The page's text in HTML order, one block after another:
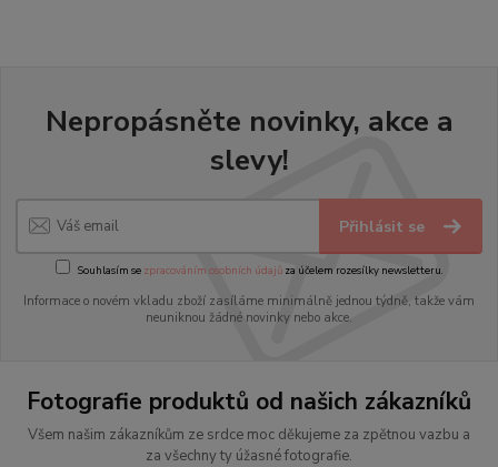
Nepropásněte novinky, akce a
slevy!
Přihlásit se
Souhlasím se zpracováním osobních údajůza účelem rozesílky newsletteru.
Informace o novém vkladu zboží zasíláme minimálně jednou týdně, takže vám
neuniknou žádné novinky nebo akce.
Fotografie produktů od našich zákazníků
Všem našim zákazníkům ze srdce moc děkujeme za zpětnou vazbu a
za všechny ty úžasné fotografie.